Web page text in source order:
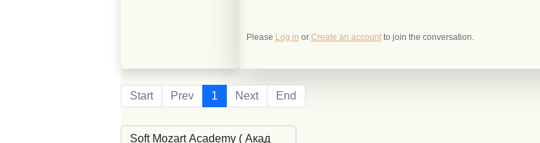
Please Log in or Create an accountto join the conversation.
Start Prev 1 Next End